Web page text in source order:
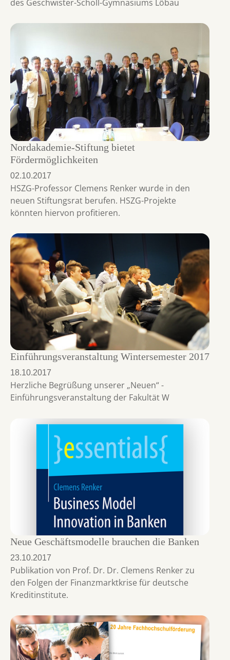
des Geschwister-Scholl-Gymnasiums Löbau
Nordakademie-Stiftung bietet
Fördermöglichkeiten
02.10.2017
HSZG-Professor Clemens Renker wurde in den
neuen Stiftungsrat berufen. HSZG-Projekte
könnten hiervon profitieren.
Einführungsveranstaltung Wintersemester 2017
18.10.2017
Herzliche Begrüßung unserer „Neuen“ -
Einführungsveranstaltung der Fakultät W
Neue Geschäftsmodelle brauchen die Banken
23.10.2017
Publikation von Prof. Dr. Dr. Clemens Renker zu
den Folgen der Finanzmarktkrise für deutsche
Kreditinstitute.